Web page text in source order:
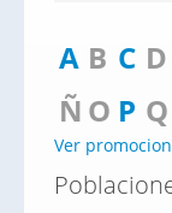
A B C D
Ñ O P Q
Ver